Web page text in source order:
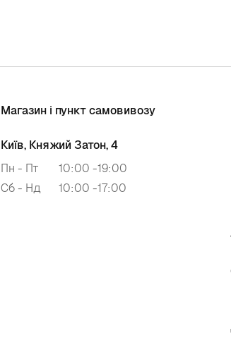
Магазин і пункт самовивозу
Київ, Княжий Затон, 4
Пн - Пт
10:00 -19:00
Сб - Нд
10:00 -17:00